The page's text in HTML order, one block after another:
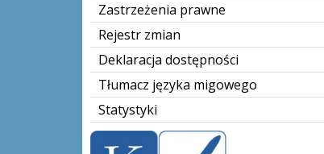
Zastrzeżenia prawne
Rejestr zmian
Deklaracja dostępności
Tłumacz języka migowego
Statystyki
kuratorium-oświaty-logo